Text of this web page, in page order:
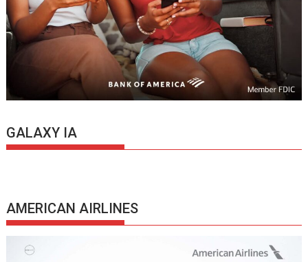
GALAXY IA
AMERICAN AIRLINES